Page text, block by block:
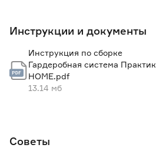
Инструкции и документы
Инструкция по сборке
Гардеробная система Практик
HOME.pdf
13.14 мб
Советы